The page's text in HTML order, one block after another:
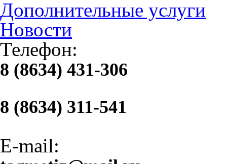
Дополнительные услуги
Новости
Телефон:
8 (8634) 431-306
8 (8634) 311-541
E-mail: